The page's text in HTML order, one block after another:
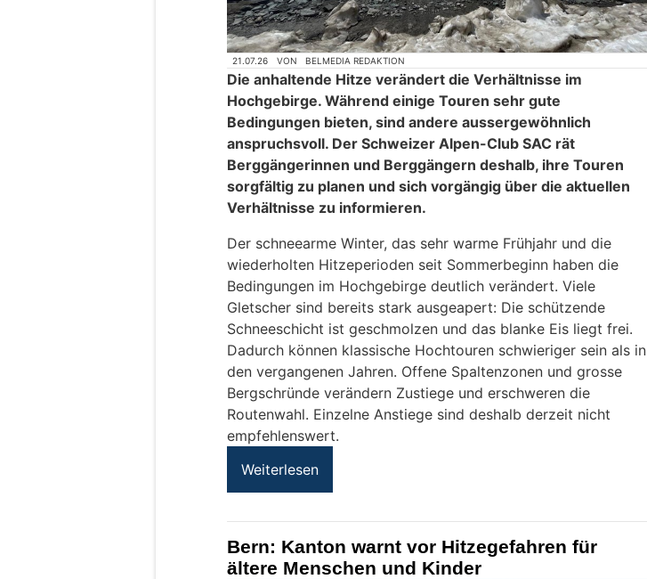
21.07.26 VON BELMEDIA REDAKTION
Die anhaltende Hitze verändert die Verhältnisse im
Hochgebirge. Während einige Touren sehr gute
Bedingungen bieten, sind andere aussergewöhnlich
anspruchsvoll. Der Schweizer Alpen-Club SAC rät
Berggängerinnen und Berggängern deshalb, ihre Touren
sorgfältig zu planen und sich vorgängig über die aktuellen
Verhältnisse zu informieren.
Der schneearme Winter, das sehr warme Frühjahr und die
wiederholten Hitzeperioden seit Sommerbeginn haben die
Bedingungen im Hochgebirge deutlich verändert. Viele
Gletscher sind bereits stark ausgeapert: Die schützende
Schneeschicht ist geschmolzen und das blanke Eis liegt frei.
Dadurch können klassische Hochtouren schwieriger sein als in
den vergangenen Jahren. Offene Spaltenzonen und grosse
Bergschründe verändern Zustiege und erschweren die
Routenwahl. Einzelne Anstiege sind deshalb derzeit nicht
empfehlenswert.
Weiterlesen
Bern: Kanton warnt vor Hitzegefahren für
ältere Menschen und Kinder